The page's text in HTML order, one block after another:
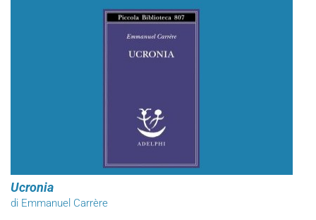
Ucronia
di Emmanuel Carrère